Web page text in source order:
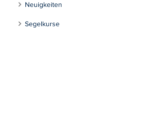
Neuigkeiten
Segelkurse